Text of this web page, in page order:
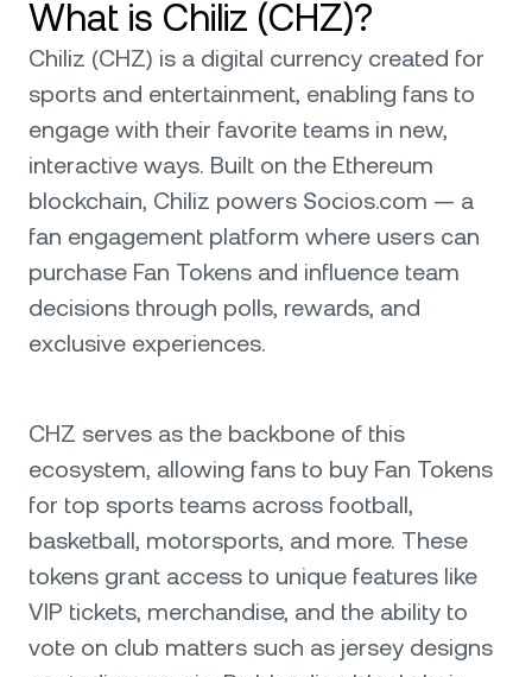
What is Chiliz (CHZ)?
Chiliz (CHZ) is a digital currency created for
sports and entertainment, enabling fans to
engage with their favorite teams in new,
interactive ways. Built on the Ethereum
blockchain, Chiliz powers Socios.com — a
fan engagement platform where users can
purchase Fan Tokens and influence team
decisions through polls, rewards, and
exclusive experiences.
CHZ serves as the backbone of this
ecosystem, allowing fans to buy Fan Tokens
for top sports teams across football,
basketball, motorsports, and more. These
tokens grant access to unique features like
VIP tickets, merchandise, and the ability to
vote on club matters such as jersey designs